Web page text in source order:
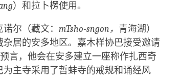
）和拉卜楞使用。
尔（藏文： mTsho-sngon， 青海湖）
居的安多地区。嘉木样协巴接受邀请
言，他会在安多建立一座称作扎西奇
主寺采用了哲蚌寺的戒规和诵经风